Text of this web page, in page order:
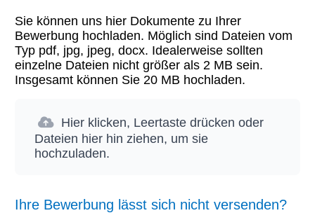
Sie können uns hier Dokumente zu Ihrer
Bewerbung hochladen. Möglich sind Dateien vom
Typ pdf, jpg, jpeg, docx. Idealerweise sollten
einzelne Dateien nicht größer als 2 MB sein.
Insgesamt können Sie 20 MB hochladen.
Hier klicken, Leertaste drücken oder
Dateien hier hin ziehen, um sie
hochzuladen.
Ihre Bewerbung lässt sich nicht versenden?